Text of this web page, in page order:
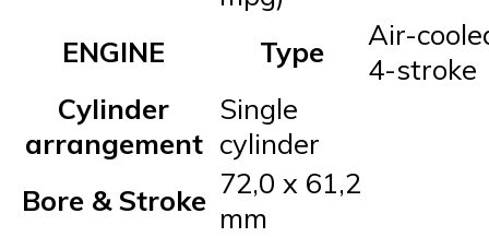
ENGINE
Type
Air-
4-stroke
Cylinder
arrangement
Single
cylinder
Bore & Stroke 72,0 x 61,2
mm